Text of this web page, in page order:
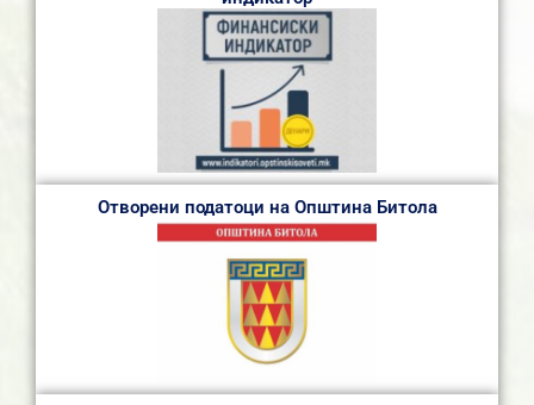
Отворени податоци на Општина Битола